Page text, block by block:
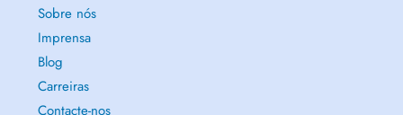
Sobre nós
Imprensa
Blog
Carreiras
Contacte-nos